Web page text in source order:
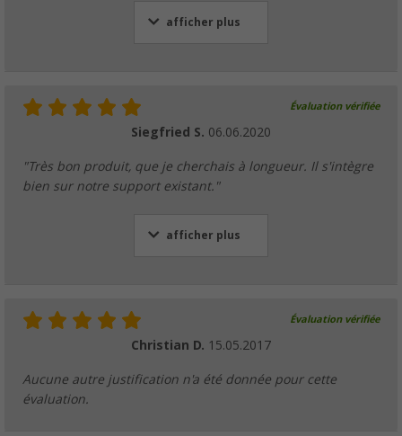
afficher plus
Évaluation vérifiée
Siegfried S. 06.06.2020
"Très bon produit, que je cherchais à longueur. Il s'intègre
bien sur notre support existant."
afficher plus
Évaluation vérifiée
Christian D. 15.05.2017
Aucune autre justification n'a été donnée pour cette
évaluation.